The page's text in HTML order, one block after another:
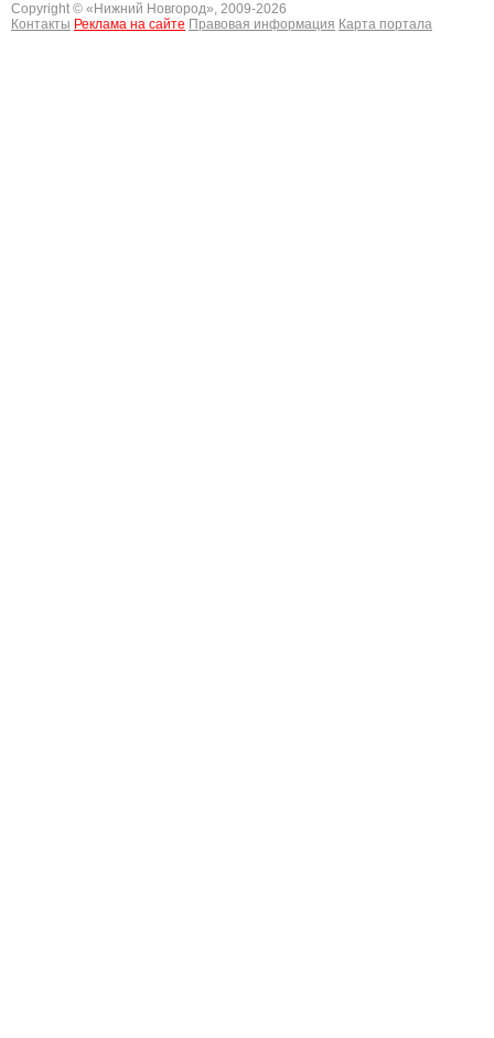
Copyright © « Нижний Новгород», 2009-2026
Контакты Реклама на сайте Правовая информация Карта портала